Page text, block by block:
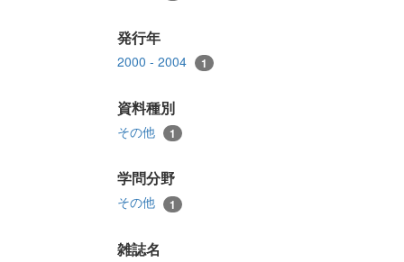
発行年
2000 - 2004 1
資料種別
その他 1
学問分野
その他 1
雑誌名